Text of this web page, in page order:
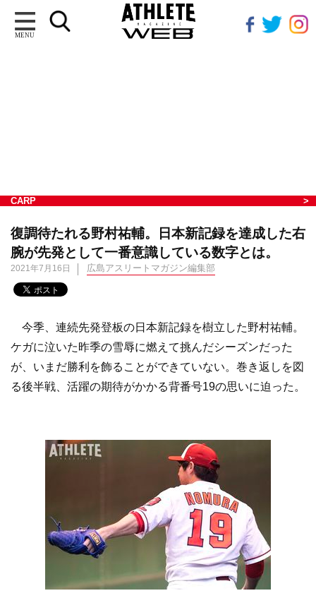
MENU
CARP
復調待たれる野村祐輔。日本新記録を達成した右
腕が先発として一番意識している数字とは。
2021年7月16日 広島アスリートマガジン編集部
今季、連続先発登板の日本新記録を樹立した野村祐輔。
ケガに泣いた昨季の雪辱に燃えて挑んだシーズンだった
が、いまだ勝利を飾ることができていない。巻き返しを図
る後半戦、活躍の期待がかかる背番号19の思いに迫った。